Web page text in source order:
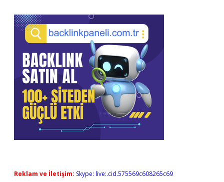
Reklam ve İletişim: Skype: live:.cid.575569c608265c69